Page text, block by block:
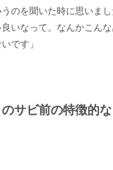
のを聞いた時に思いま
いなって。なんかこん
です」
のサビ前の特徴的